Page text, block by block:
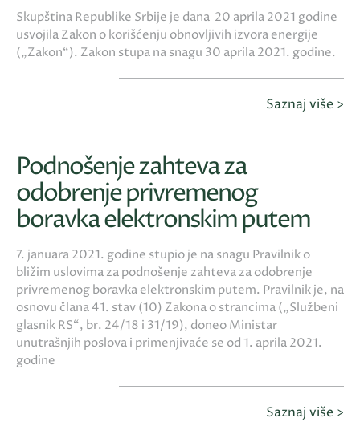
Skupština Republike Srbije je dana 20 aprila 2021 godine
usvojila Zakon o korišćenju obnovljivih izvora energije
(„Zakon“). Zakon stupa na snagu 30 aprila 2021. godine.
Saznaj više >
Podnošenje zahteva za
odobrenje privremenog
boravka elektronskim putem
7. januara 2021. godine stupio je na snagu Pravilnik o
bližim uslovima za podnošenje zahteva za odobrenje
privremenog boravka elektronskim putem. Pravilnik je, na
osnovu člana 41. stav (10) Zakona o strancima („Službeni
glasnik RS“, br. 24/18 i 31/19), doneo Ministar
unutrašnjih poslova i primenjivaće se od 1. aprila 2021.
godine
Saznaj više >